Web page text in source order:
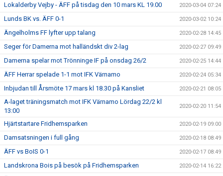
Lokalderby Vejby - ÄFF på tisdag den 10 mars KL 19.00 2020-03-04 07:24
Lunds BK vs. ÄFF 0-1 2020-03-02 10:24
Ängelholms FF lyfter upp talang 2020-02-28 14:45
Seger för Damerna mot halländskt div 2-lag 2020-02-27 09:49
Damerna spelar mot Trönninge IF på onsdag 26/2 2020-02-25 14:44
ÄFF Herrar spelade 1-1 mot IFK Värnamo 2020-02-24 05:34
Inbjudan till Årsmöte 17 mars kl 18.30 på Kansliet 2020-02-21 08:05
A-laget träningsmatch mot IFK Värnamo Lördag 22/2 kl
13:00
2020-02-20 11:54
Hjärtstartare Fridhemsparken 2020-02-19 09:00
Damsatsningen i full gång 2020-02-18 08:49
ÄFF vs BoIS 0-1 2020-02-17 08:49
Landskrona Bois på besök på Fridhemsparken 2020-02-14 16:22